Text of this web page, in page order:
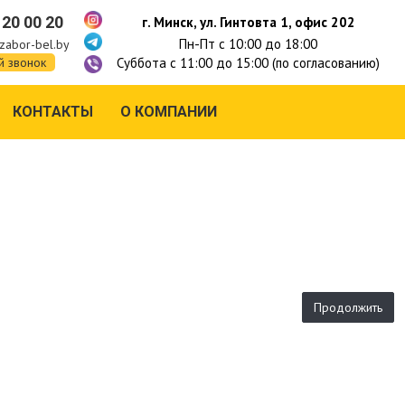
00 20
bel.by
звонок
г. Минск, ул. Гинтовта 1, офис 202
Пн-Пт с 10:00 до 18:00
Суббота с 11:00 до 15:00 (по согласованию)
КОНТАКТЫ О КОМПАНИИ
Продолжить